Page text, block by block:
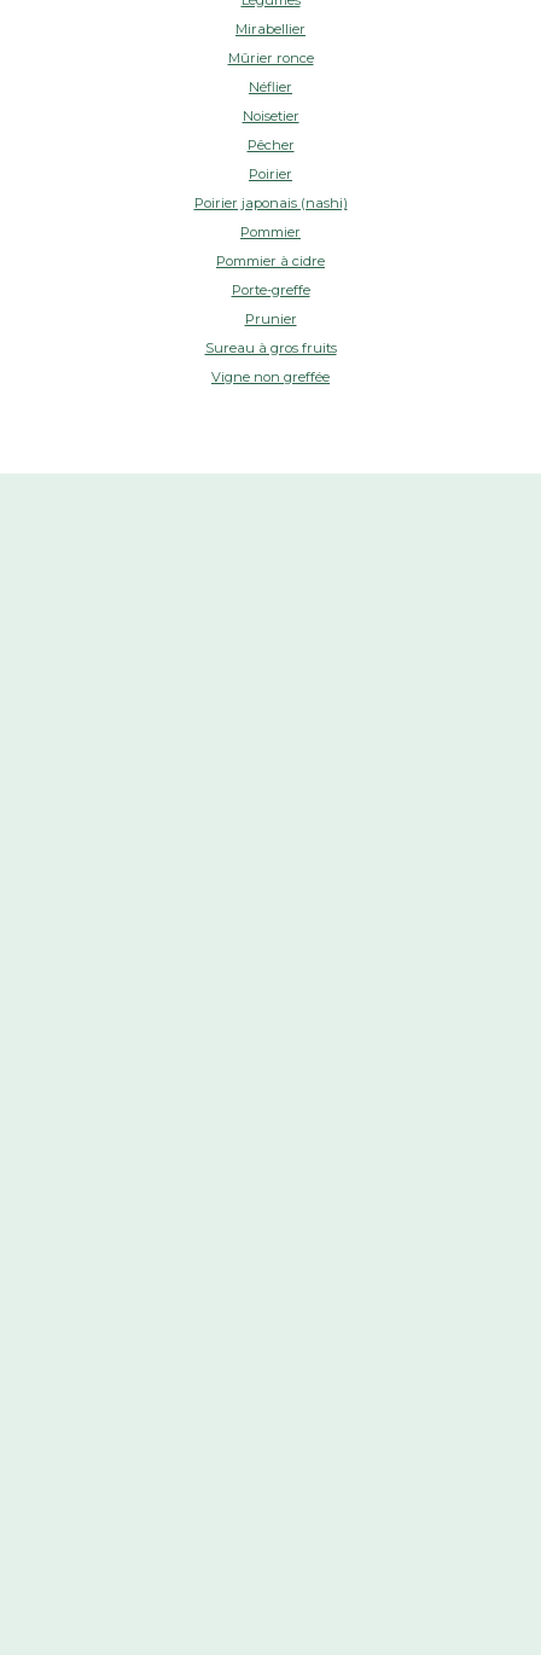
Mirabellier
Mûrier ronce
Néflier
Noisetier
Pêcher
Poirier
Poirier japonais (nashi)
Pommier
Pommier à cidre
Porte-greffe
Prunier
Sureau à gros fruits
Vigne non greffée